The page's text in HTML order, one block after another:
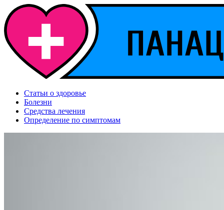
Статьи о здоровье
Болезни
Средства лечения
Определение по симптомам